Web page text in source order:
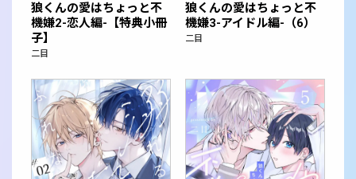
狼くんの愛はちょっと不
機嫌2-恋人編-【特典小冊
子】
二目
狼くんの愛はちょっと不
機嫌3-アイドル編-（6）
二目